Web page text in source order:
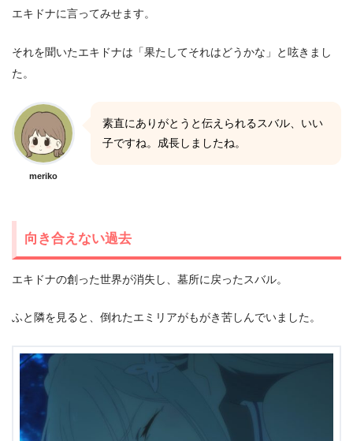
エキドナに言ってみせます。
それを聞いたエキドナは「果たしてそれはどうかな」と呟きまし
た。
meriko
素直にありがとうと伝えられるスバル、いい
子ですね。成長しましたね。
向き合えない過去
エキドナの創った世界が消失し、墓所に戻ったスバル。
ふと隣を見ると、倒れたエミリアがもがき苦しんでいました。